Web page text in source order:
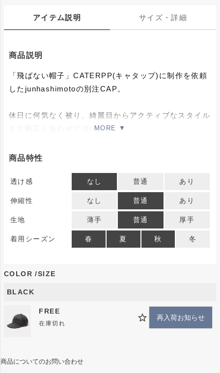
アイテム説明 サイズ・詳細
商品説明
「飛ばない帽子」CATERPP(キャタップ)に制作を依頼
したjunhashimotoの別注CAP。
休日に何気なく被り、綺麗目からアクティブなスタイル
まで幅広く合わせて頂けます。
こちらはバケットハットに続く、第2段になります。
生地は「サンシャイン・ガード・タフタ」と呼ばれる高
・撥水
・軽量
junhashimotoのロゴをあえて特殊コードの上に施し、
黒で統一しているのもPOINTです。
ーンでも安心して被って頂けます。
商品特性
透け感 なし 普通 あり
伸縮性 なし 普通 あり
生地 薄手 普通 厚手
着用シーズン 春 夏 秋 冬
COLOR SIZE
BLACK
FREE
在庫切れ
再入荷お知らせ
商品についてのお問い合わせ